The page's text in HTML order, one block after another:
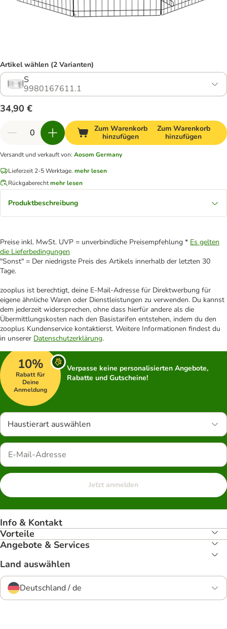
Artikel wählen (2 Varianten)
S
9980167611.1
34,90 €
Zum Warenkorb
hinzufügen
Zum Warenkorb
hinzufügen
Versandt und verkauft von: Aosom Germany
Lieferzeit 2-5 Werktage. mehr lesen
Rückgaberechtmehr lesen
Produktbeschreibung
Preise inkl. MwSt. UVP = unverbindliche Preisempfehlung * Es gelten
die Lieferbedingungen
"Sonst" = Der niedrigste Preis des Artikels innerhalb der letzten 30
Tage.
zooplus ist berechtigt, deine E-Mail-Adresse für Direktwerbung für
eigene ähnliche Waren oder Dienstleistungen zu verwenden. Du kannst
dem jederzeit widersprechen, ohne dass hierfür andere als die
Übermittlungskosten nach den Basistarifen entstehen, indem du den
zooplus Kundenservice kontaktierst. Weitere Informationen findest du
in unserer Datenschutzerklärung.
10%
Rabatt für
Deine
Anmeldung
Verpasse keine personalisierten Angebote,
Rabatte und Gutscheine!
Haustierart auswählen
Jetzt anmelden
Info & Kontakt
Vorteile
Angebote & Services
Land auswählen
Deutschland / de